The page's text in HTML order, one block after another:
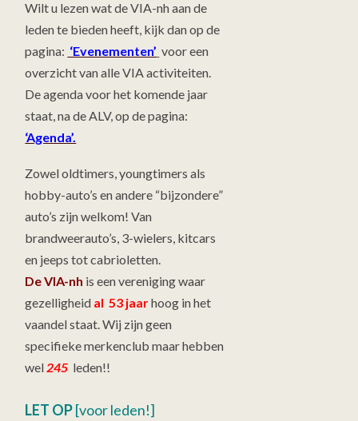
Wilt u lezen wat de VIA-nh aan de
leden te bieden heeft, kijk dan op de
pagina: ‘Evenementen’ voor een
overzicht van alle VIA activiteiten.
De agenda voor het komende jaar
staat, na de ALV, op de pagina:
‘Agenda’.
Zowel oldtimers, youngtimers als
hobby-auto’s en andere “bijzondere”
auto’s zijn welkom! Van
brandweerauto’s, 3-wielers, kitcars
en jeeps tot cabrioletten.
De VIA-nh is een vereniging waar
gezelligheid al 53 jaarhoog in het
vaandel staat. Wij zijn geen
specifieke merkenclub maar hebben
wel245 leden!!
LET OP[voor leden!]